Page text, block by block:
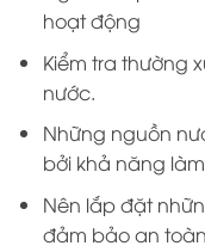
hoạt động
Kiểm tra thường
nước.
Những nguồn
bởi khả năng
Nên lắp đặt
đảm bảo an